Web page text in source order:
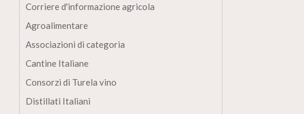
Corriere d'informazione agricola
Agroalimentare
Associazioni di categoria
Cantine Italiane
Consorzi di Turela vino
Distillati Italiani